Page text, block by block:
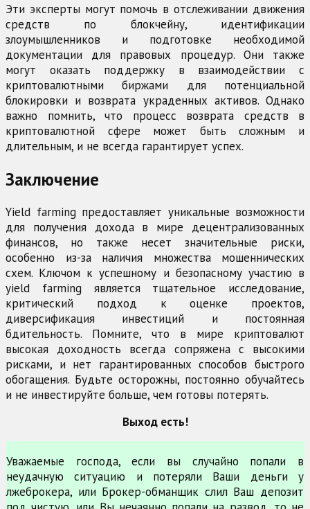
Эти эксперты могут помочь в отслеживании движения
средств по блокчейну, идентификации
злоумышленников и подготовке необходимой
документации для правовых процедур. Они также
могут оказать поддержку в взаимодействии с
криптовалютными биржами для потенциальной
блокировки и возврата украденных активов. Однако
важно помнить, что процесс возврата средств в
криптовалютной сфере может быть сложным и
длительным, и не всегда гарантирует успех.
Заключение
Yield farming предоставляет уникальные возможности
для получения дохода в мире децентрализованных
финансов, но также несет значительные риски,
особенно из-за наличия множества мошеннических
схем. Ключом к успешному и безопасному участию в
yield farming является тщательное исследование,
критический подход к оценке проектов,
диверсификация инвестиций и постоянная
бдительность. Помните, что в мире криптовалют
высокая доходность всегда сопряжена с высокими
рисками, и нет гарантированных способов быстрого
обогащения. Будьте осторожны, постоянно обучайтесь
и не инвестируйте больше, чем готовы потерять.
Выход есть!
Уважаемые господа, если вы случайно попали в
неудачную ситуацию и потеряли Ваши деньги у
лжеброкера, или Брокер-обманщик слил Ваш депозит